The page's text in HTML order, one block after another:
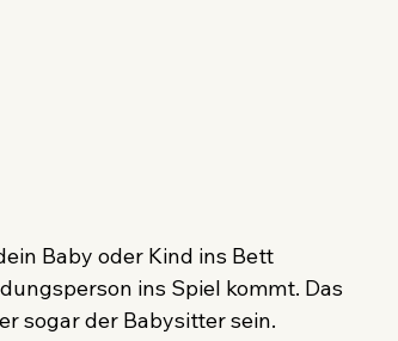
Baby oder Kind ins Bett
ins Spiel kommt. Das
sogar der Babysitter sein.